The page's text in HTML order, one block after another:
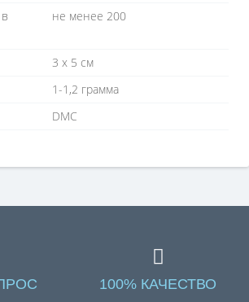
не менее 200
3 х 5 см
1-1,2 грамма
DMC
100% КАЧЕСТВО